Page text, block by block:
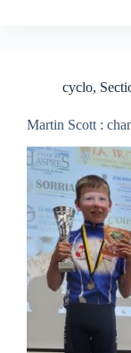
cyclo,
Martin Scott :